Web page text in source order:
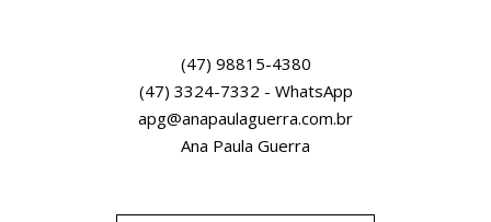
(47) 98815-4380
(47) 3324-7332 - WhatsApp
apg@anapaulaguerra.com.br
Ana Paula Guerra